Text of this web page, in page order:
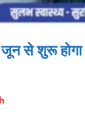
जून से शुरू